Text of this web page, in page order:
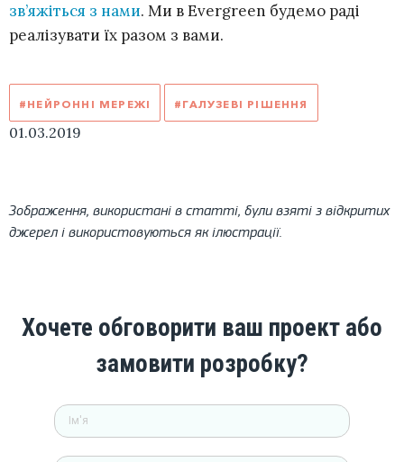
зв’яжіться з нами. Ми в Evergreen будемо раді
реалізувати їх разом з вами.
#НЕЙРОННІ МЕРЕЖІ #ГАЛУЗЕВІ РІШЕННЯ
01.03.2019
Зображення, використані в статті, були взяті з відкритих
джерел і використовуються як ілюстрації.
Хочете обговорити ваш проект або
замовити розробку?